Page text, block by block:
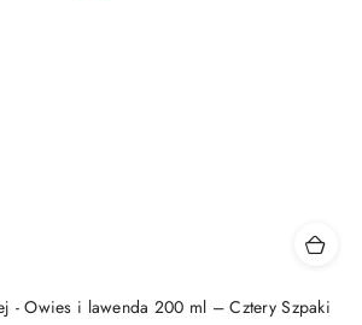
- Owies i lawenda 200 ml – Cztery Szpaki